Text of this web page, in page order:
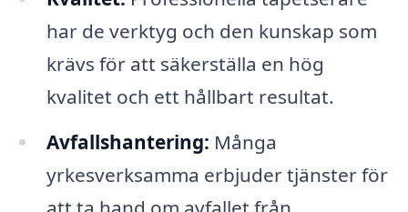
har de verktyg och den kunskap som
krävs för att säkerställa en hög
kvalitet och ett hållbart resultat.
Avfallshantering: Många
yrkesverksamma erbjuder tjänster för